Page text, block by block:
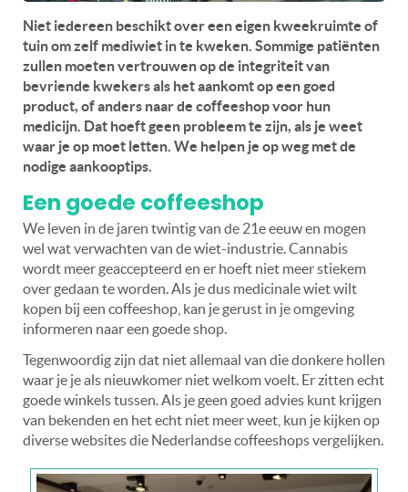
Niet iedereen beschikt over een eigen kweekruimte of
tuin om zelf mediwiet in te kweken. Sommige patiënten
zullen moeten vertrouwen op de integriteit van
bevriende kwekers als het aankomt op een goed
product, of anders naar de coffeeshop voor hun
medicijn. Dat hoeft geen probleem te zijn, als je weet
waar je op moet letten. We helpen je op weg met de
nodige aankooptips.
Een goede coffeeshop
We leven in de jaren twintig van de 21e eeuw en mogen
wel wat verwachten van de wiet-industrie. Cannabis
wordt meer geaccepteerd en er hoeft niet meer stiekem
over gedaan te worden. Als je dus medicinale wiet wilt
kopen bij een coffeeshop, kan je gerust in je omgeving
informeren naar een goede shop.
Tegenwoordig zijn dat niet allemaal van die donkere hollen
waar je je als nieuwkomer niet welkom voelt. Er zitten echt
goede winkels tussen. Als je geen goed advies kunt krijgen
van bekenden en het echt niet meer weet, kun je kijken op
diverse websites die Nederlandse coffeeshops vergelijken.